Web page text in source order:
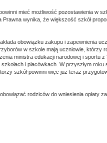
mieć możliwość pozostawienia w
wynika, że większość szkół
obowiązku zakupu i zapewnienia
w szkole mają uczniowie, którzy
ministra edukacji narodowej i sportu z
i placówkach. W przyszłym roku
szkół powinni więc już teraz
rodziców do wniesienia opłaty